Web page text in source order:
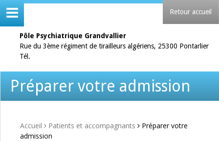
Retour accueil
Pôle Psychiatrique Grandvallier
Rue du 3ème régiment de tirailleurs algériens, 25300 Pontarlier
Tél.
Préparer votre admission
Accueil Patients et accompagnants
Préparer votre
admission